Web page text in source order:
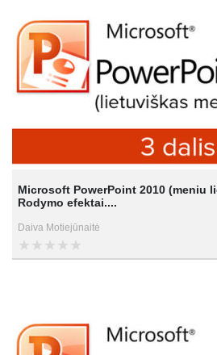
Microsoft PowerPoint 2010 (meniu
Rodymo efektai....
Daiva Motiejūnaitė